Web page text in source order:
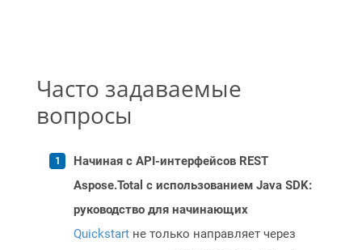
Часто задаваемые
вопросы
Начиная с API-интерфейсов REST
Aspose.Total с использованием Java SDK:
руководство для начинающих
Quickstart не только направляет через